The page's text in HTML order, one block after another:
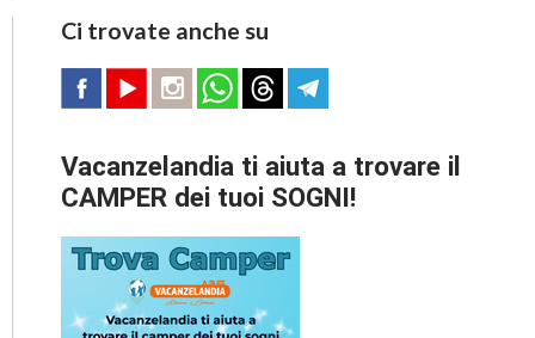
Ci trovate anche su
Vacanzelandia ti aiuta a trovare il
CAMPER dei tuoi SOGNI!